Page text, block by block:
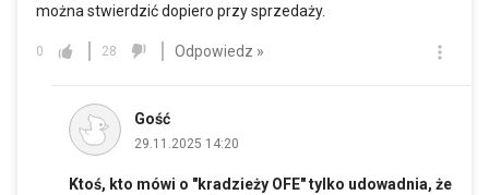
można stwierdzić dopiero przy sprzedaży.
0 28 Odpowiedz »
Gość
29.11.2025 14:20
Ktoś, kto mówi o "kradzieży OFE" tylko udowadnia, że